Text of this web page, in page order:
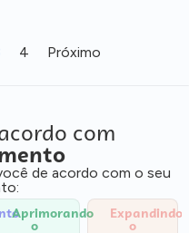
4 Próximo
com
de acordo com o seu
Aprimorando
o
Expandindo
o